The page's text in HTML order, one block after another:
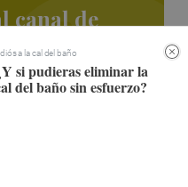
canal de
últimas noticias
a la cal del baño
si pudieras eliminar la
del baño sin esfuerzo?